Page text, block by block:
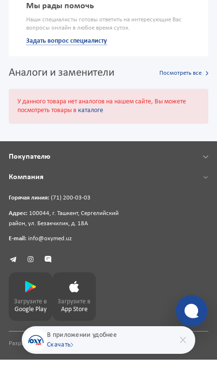
Мы рады помочь
Наши специалисты готовы ответить на интересующие Вас
вопросы онлайн в любое время суток.
Задать вопрос специалисту
Аналоги и заменители Посмотреть все
У данного товара нет аналогов на нашем сайте, Вы можете
посмотреть товары в каталоге
В приложении удобнее
Скачать
Горячая линия: (71) 200-03-03
Адрес: 100044, г. Ташкент, Сергелийский
район, ул. Безакчилик, д. 18А
E-mail: info@oxymed.uz
Покупателю
Компания
Загрузите в
Google Play
Загрузите в
App Store
Разработка сайтаpharmit.uz